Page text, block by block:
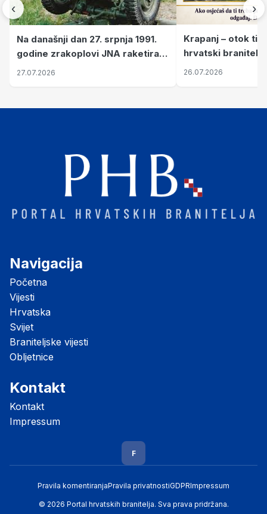
‹
Na današnji dan 27. srpnja 1991.
godine zrakoplovi JNA raketirali
su vojarnu i obučni centar "Nikola
27.07.2026
Krapanj – otok
hrvatski branitelji
pronalaze mir
26.07.2026
›
Navigacija
Početna
Vijesti
Hrvatska
Svijet
Braniteljske vijesti
Obljetnice
Kontakt
Kontakt
Impressum
F
Pravila komentiranjaPravila privatnostiGDPRImpressum
© 2026 Portal hrvatskih branitelja. Sva prava pridržana.